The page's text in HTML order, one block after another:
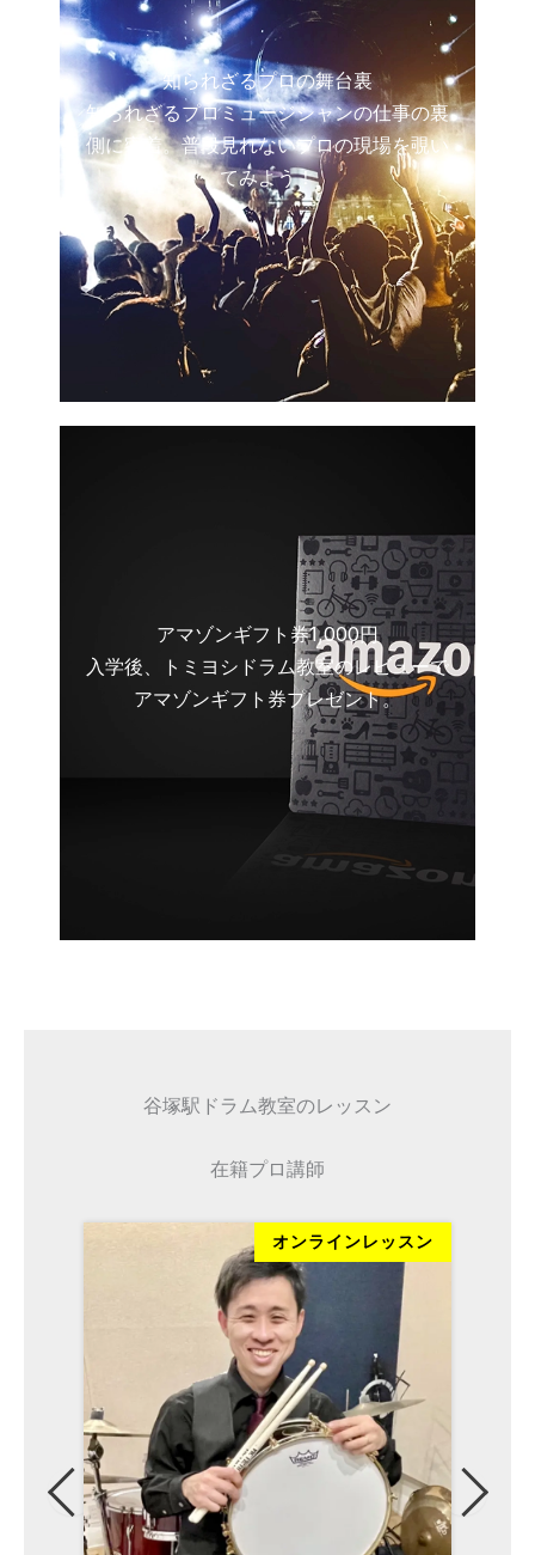
知られざるプロの舞台裏
知られざるプロミュージシャンの仕事の裏
側に密着。普段見れないプロの現場を覗い
てみよう！
アマゾンギフト券1,000円
入学後、トミヨシドラム教室のレビューで
アマゾンギフト券プレゼント。
谷塚駅ドラム教室のレッスン
在籍プロ講師
オンラインレッスン